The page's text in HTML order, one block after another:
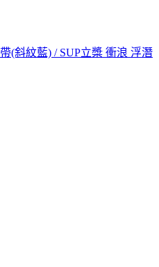
(斜紋藍) / SUP立槳 衝浪 浮潛